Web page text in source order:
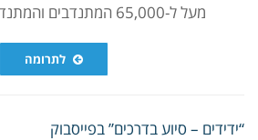
מעל ל-65,000 המתנדבים והמתנדבות מחכים לכם!
לתרומה
“ידידים – סיוע בדרכים” בפייסבוק